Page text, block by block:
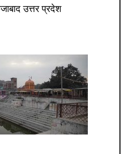
उत्तर प्रदेश